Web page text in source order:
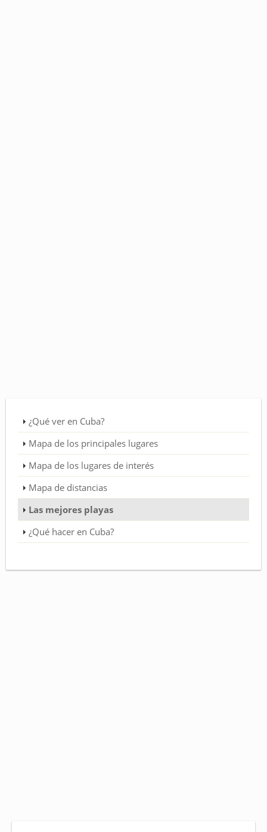
¿Qué ver en Cuba?
Mapa de los principales lugares
Mapa de los lugares de interés
Mapa de distancias
Las mejores playas
¿Qué hacer en Cuba?